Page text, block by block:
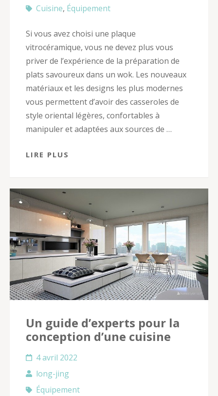
Cuisine, Équipement
Si vous avez choisi une plaque
vitrocéramique, vous ne devez plus vous
priver de l’expérience de la préparation de
plats savoureux dans un wok. Les nouveaux
matériaux et les designs les plus modernes
vous permettent d’avoir des casseroles de
style oriental légères, confortables à
manipuler et adaptées aux sources de …
LIRE PLUS
Un guide d’experts pour la
conception d’une cuisine
4 avril 2022
long-jing
Équipement